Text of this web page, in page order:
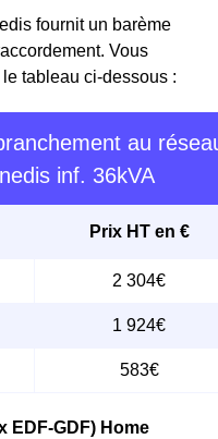
fournit un barème
Vous
tableau ci-dessous :
au
inf. 36kVA
Prix HT en €
2 304€
1 924€
583€
EDF-GDF) Home